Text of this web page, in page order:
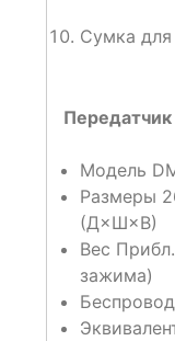
Сумка для
Модель
Размеры
(Д×Ш×В)
Вес
зажима)